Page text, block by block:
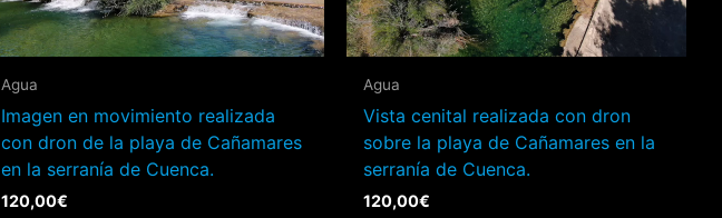
Agua
Imagen en movimiento realizada
con dron de la playa de Cañamares
en la serranía de Cuenca.
120,00€
Agua
Vista cenital realizada con dron
sobre la playa de Cañamares en la
serranía de Cuenca.
120,00€